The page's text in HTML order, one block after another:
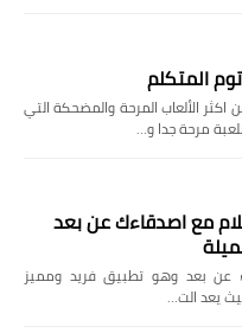
المتكلم
الألعاب المرحة والمضحكة التي
مرحة جدا و…
مع اصدقاءك عن بعد
عن بعد وهو تطبيق فريد ومميز
يعد الت…